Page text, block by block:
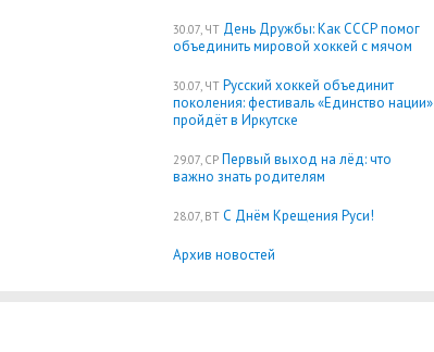
30.07, ЧТ День Дружбы: Как СССР помог
объединить мировой хоккей с мячом
30.07, ЧТ Русский хоккей объединит
поколения: фестиваль «Единство нации»
пройдёт в Иркутске
29.07, СР Первый выход на лёд: что
важно знать родителям
28.07, ВТ С Днём Крещения Руси!
Архив новостей